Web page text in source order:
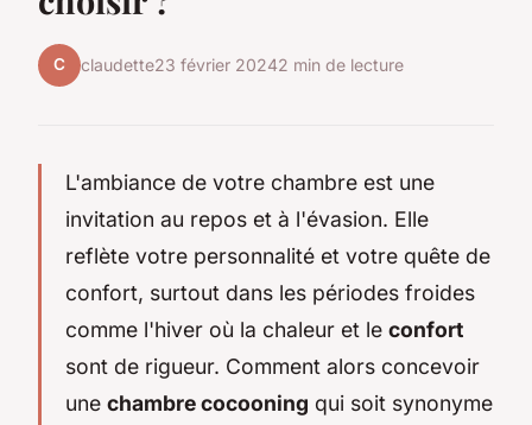
C claudette23 février 20242 min de lecture
L'ambiance de votre chambre est une
invitation au repos et à l'évasion. Elle
reflète votre personnalité et votre quête de
confort, surtout dans les périodes froides
comme l'hiver où la chaleur et le confort
sont de rigueur. Comment alors concevoir
une chambre cocooning qui soit synonyme